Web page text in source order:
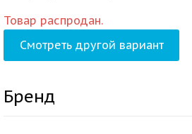
Товар распродан.
Смотреть другой вариант
Бренд